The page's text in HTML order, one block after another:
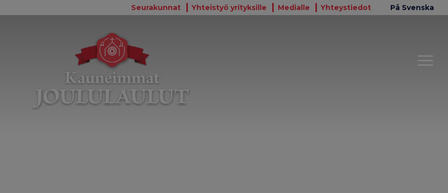
Seurakunnat Yhteistyö yrityksille Medialle Yhteystiedot På Svenska